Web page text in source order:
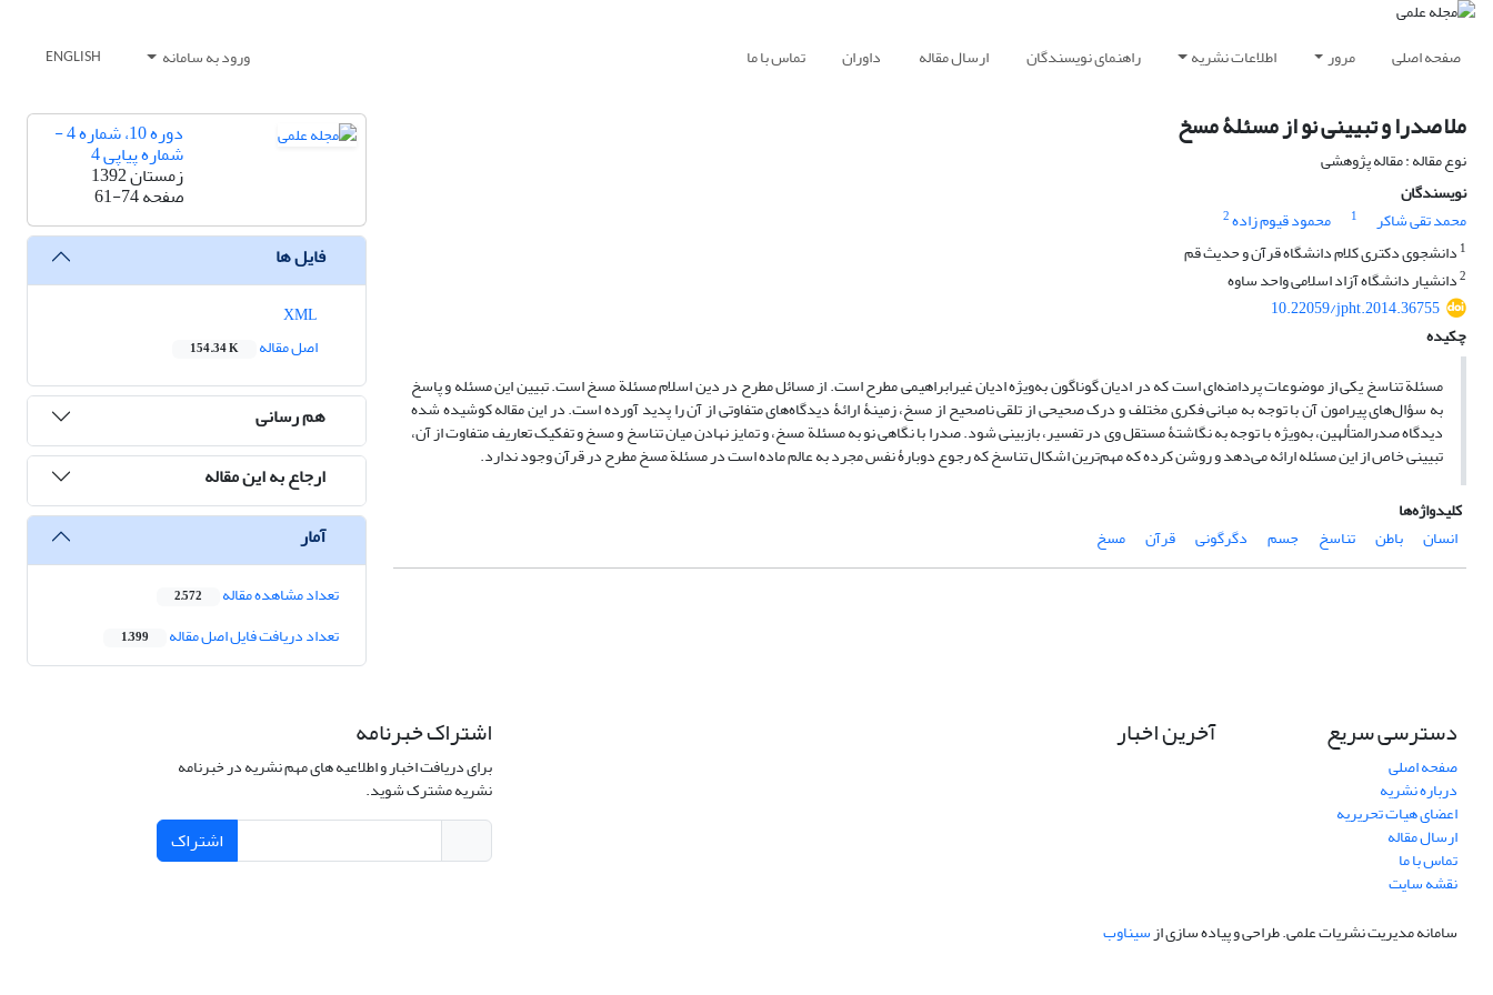
صفحه اصلی مرور اطلاعات نشریه راهنمای نویسندگان ارسال مقاله داوران تماس با ما ورود به سامانه ENGLISH
ملا صدرا و تبیینی نو از مسئلۀ مسخ
نوع مقاله : مقاله پژوهشی
نویسندگان
محمد تقی شاکر
1 محمود قیوم زاده2
1 دانشجوی دکتری کلام دانشگاه قرآن و حدیث قم
2دانشیار دانشگاه آزاد اسلامی واحد ساوه
10.22059/jpht.2014.36755
چکیده
مسئلة تناسخ یکی از موضوعات پردامنه‌ای است که در ادیان گوناگون به‌ویژه ادیان غیرابراهیمی مطرح است. از مسائل مطرح در دین اسلام مسئلة مسخ است. تبیین این مسئله و پاسخ
به سؤال‌های پیرامون آن با توجه به مبانی فکری مختلف و درک صحیحی از تلقی ناصحیح از مسخ، زمینۀ ارائۀ دیدگاه‌های متفاوتی از آن‌ را پدید آورده است. در این مقاله کوشیده شده
دیدگاه صدرالمتألهین، به‌ویژه با توجه به نگاشتۀ مستقل وی در تفسیر، بازبینی شود. صدرا با نگاهی نو به مسئلة مسخ، و تمایز نهادن میان تناسخ و مسخ و تفکیک تعاریف متفاوت از آن،
تبیینی خاص از این مسئله ارائه می‌دهد و روشن کرده که مهم‌ترین اشکال تناسخ که رجوع دوبارۀ نفس مجرد به عالم ماده است در مسئلة مسخ مطرح در قرآن وجود ندارد.
کلیدواژه‌ها
انسان
باطن تناسخ جسم دگرگونی قرآن مسخ
دوره 10، شماره 4 -
شماره پیاپی 4
زمستان 1392
صفحه61-74
فایل ها
اصل مقاله
154.34 K
هم رسانی
ارجاع به این مقاله
آمار
تعداد مشاهده مقاله 2,572
تعداد دریافت فایل اصل مقاله 1,399
دسترسی سریع
صفحه اصلی
درباره نشریه
اعضای هیات تحریریه
ارسال مقاله
تماس با ما
نقشه سایت
آخرین اخبار اشتراک خبرنامه
برای دریافت اخبار و اطلاعیه های مهم نشریه در خبرنامه
نشریه مشترک شوید.
اشتراک
سامانه مدیریت نشریات علمی.طراحی و پیاده سازی ازسیناوب